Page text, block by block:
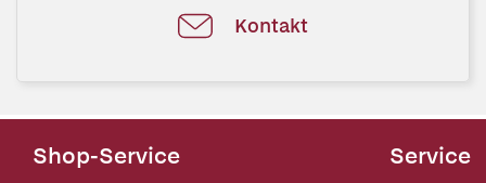
Kontakt
Shop-Service Service